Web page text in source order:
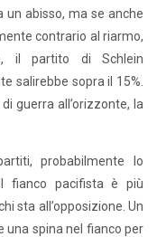
un abisso, ma se anche
contrario al riarmo,
il partito di Schlein
salirebbe sopra il 15%.
guerra all’orizzonte, la
probabilmente lo
fianco pacifista è più
sta all’opposizione. Un
una spina nel fianco per